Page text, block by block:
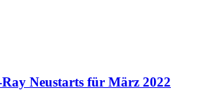
Neustarts für März 2022